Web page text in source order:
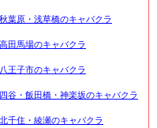
秋葉原・浅草橋のキャバクラ
高田馬場のキャバクラ
八王子市のキャバクラ
四谷・飯田橋・神楽坂のキャバクラ
北千住・綾瀬のキャバクラ